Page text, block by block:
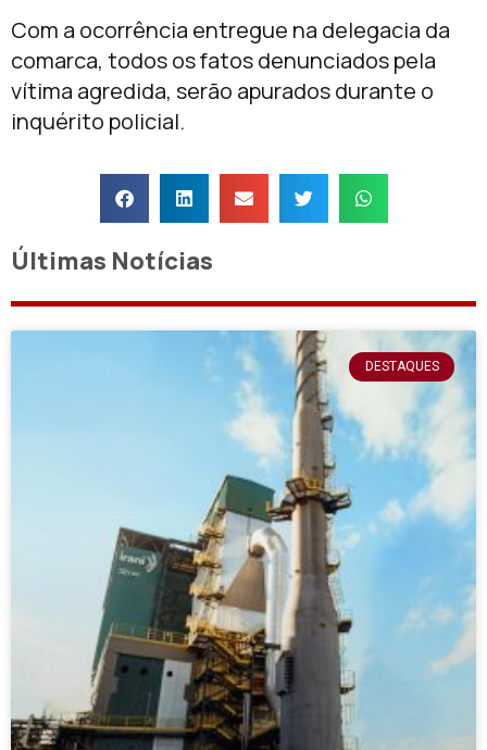
Com a ocorrência entregue na delegacia da
comarca, todos os fatos denunciados pela
vítima agredida, serão apurados durante o
inquérito policial.
Últimas Notícias
DESTAQUES